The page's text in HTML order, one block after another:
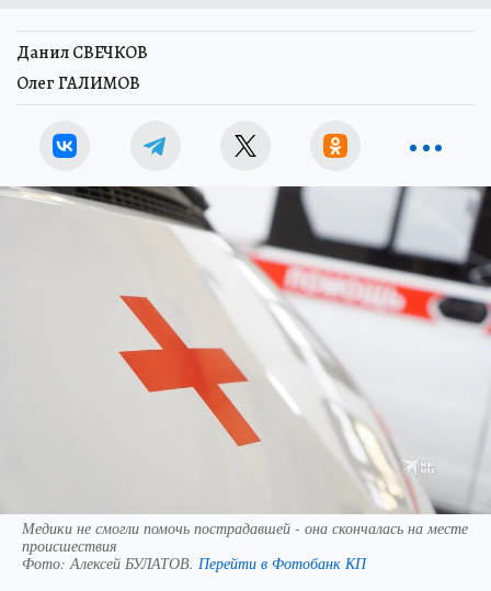
Данил СВЕЧКОВ
Олег ГАЛИМОВ
Медики не смогли помочь пострадавшей - она скончалась на месте
происшествия
Фото:Алексей БУЛАТОВ. Перейти в Фотобанк КП